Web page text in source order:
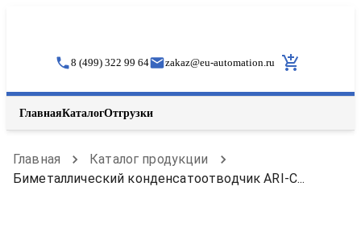
8 (499) 322 99 64 zakaz@eu-automation.ru
ГлавнаяКаталогОтгрузки
Главная
Каталог продукции
Биметаллический конденсатоотводчик ARI-C...